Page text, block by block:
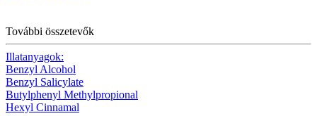
További összetevők
Illatanyagok:
Benzyl Alcohol
Benzyl Salicylate
Butylphenyl Methylpropional
Hexyl Cinnamal